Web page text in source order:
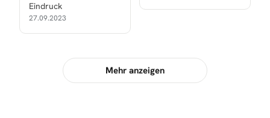
Eindruck
27.09.2023
Mehr anzeigen